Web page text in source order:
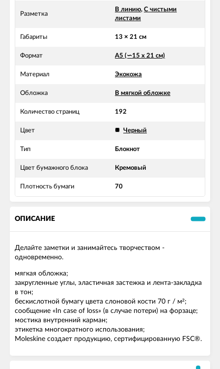
Разметка
В линию, С чистыми
листами
Габариты 13 × 21 см
Формат А5 (∽15 х 21 см)
Материал Экокожа
Обложка В мягкой обложке
Количество страниц 192
Цвет Черный
Тип Блокнот
Цвет бумажного блока Кремовый
Плотность бумаги 70
ОПИСАНИЕ
Делайте заметки и занимайтесь творчеством -
одновременно.
мягкая обложка;
закругленные углы, эластичная застежка и лента-закладка
в тон;
бескислотной бумагу цвета слоновой кости 70 г / м²;
сообщение «In case of loss» (в случае потери) на форзаце;
мостика внутренний карман;
этикетка многократного использования;
Moleskine создает продукцию, сертифицированную FSC®.